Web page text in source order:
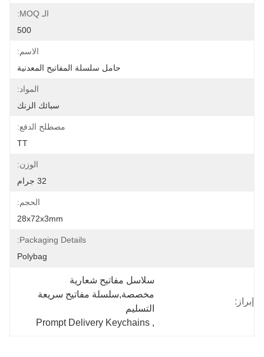
الـ MOQ:
500
الاسم:
حامل سلسلة المفاتيح المعدنية
المواد:
سبائك الزنك
مصطلح الدفع:
TT
الوزن:
32 جرام
الحجم:
28x72x3mm
Packaging Details:
Polybag
إبراز:
سلاسل مفاتيح شعارية
مخصصة,سلسلة مفاتيح سريعة
التسليم
,
Prompt Delivery Keychains